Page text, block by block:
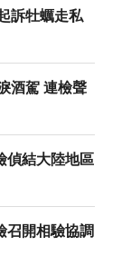
訴牡蠣走私
酒駕 連檢聲
偵結大陸地區
召開相驗協調